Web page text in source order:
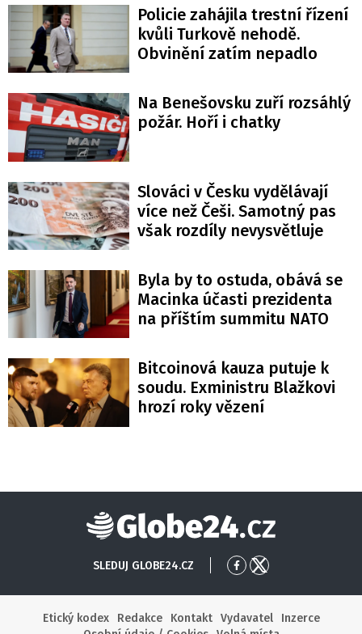
Policie zahájila trestní řízení
kvůli Turkově nehodě.
Obvinění zatím nepadlo
Na Benešovsku zuří rozsáhlý
požár. Hoří i chatky
Slováci v Česku vydělávají
více než Češi. Samotný pas
však rozdíly nevysvětluje
Byla by to ostuda, obává se
Macinka účasti prezidenta
na příštím summitu NATO
Bitcoinová kauza putuje k
soudu. Exministru Blažkovi
hrozí roky vězení
Globe24
SLEDUJ GLOBE24.CZ
Přejít
Facebook
Přejít
X
Etický kodex
Redakce Kontakt Vydavatel
Inzerce